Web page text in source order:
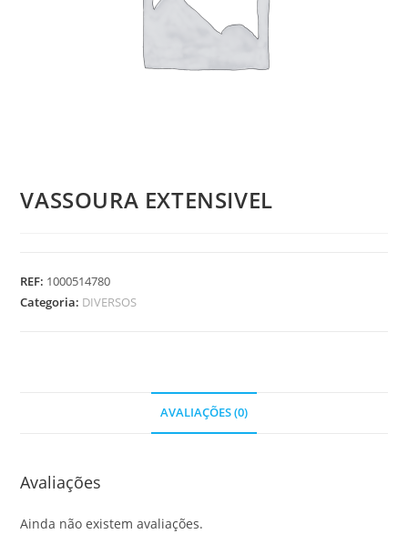
VASSOURA EXTENSIVEL
REF: 1000514780
Categoria: DIVERSOS
AVALIAÇÕES (0)
Avaliações
Ainda não existem avaliações.